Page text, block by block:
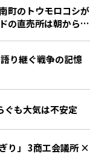
町のトウモロコシが
の直売所は朝から長
り継ぐ戦争の記憶
し和らぐも大気は不安定
り」 3商工会議所 ×